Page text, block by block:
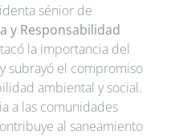
sénior de
y Responsabilidad
la importancia del
subrayó el compromiso
ambiental y social.
a las comunidades
al saneamiento